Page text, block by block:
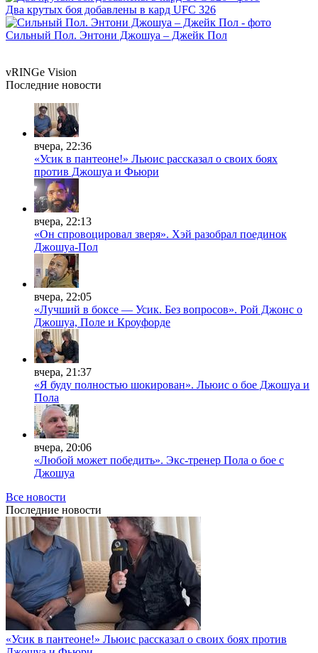
Два крутых боя добавлены в кард UFC 326
Сильный Пол. Энтони Джошуа – Джейк Пол
vRINGe Vision
Последние новости
вчера, 22:36
«Усик в пантеоне!» Льюис рассказал о своих боях
против Джошуа и Фьюри
вчера, 22:13
«Он спровоцировал зверя». Хэй разобрал поединок
Джошуа-Пол
вчера, 22:05
«Лучший в боксе — Усик. Без вопросов». Рой Джонс о
Джошуа, Поле и Кроуфорде
вчера, 21:37
«Я буду полностью шокирован». Льюис о бое Джошуа и
Пола
вчера, 20:06
«Любой может победить». Экс-тренер Пола о бое с
Джошуа
Все новости
Последние новости
«Усик в пантеоне!» Льюис рассказал о своих боях против